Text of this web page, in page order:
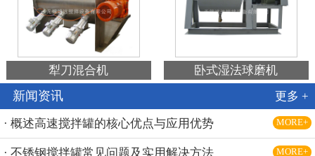
犁刀混合机 卧式湿法球磨机
新闻资讯 更多 +
· 概述高速搅拌罐的核心优点与应用优势 MORE+
· 不锈钢搅拌罐常见问题及实用解决方法 MORE+